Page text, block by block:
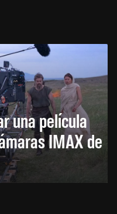
una película
IMAX de